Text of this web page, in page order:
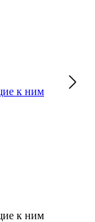
к ним
к ним